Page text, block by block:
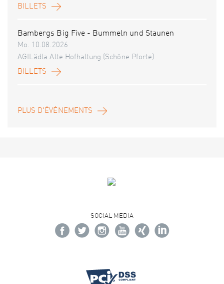
BILLETS
Bambergs Big Five - Bummeln und Staunen
Mo. 10.08.2026
AGILädla Alte Hofhaltung (Schöne Pforte)
BILLETS
PLUS D'ÉVÉNEMENTS
SOCIAL MEDIA